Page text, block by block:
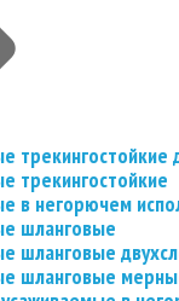
трекингостойкие
трекингостойкие
в негорючем
шланговые
шланговые
шланговые